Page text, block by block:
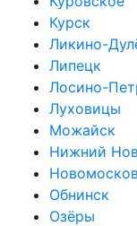
Курск
Ликино-
Липецк
Лосино-
Луховицы
Можайск
Нижний
Обнинск
Озёры